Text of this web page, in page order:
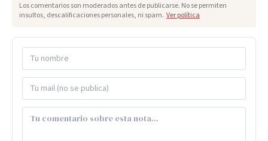
Los comentarios son moderados antes de publicarse. No se permiten
insultos, descalificaciones personales, ni spam. Ver política